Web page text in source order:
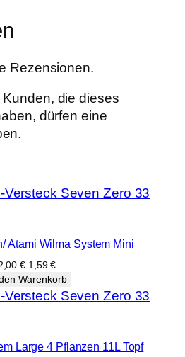
Rezensionen.
die dieses
dürfen eine
Atami Wilma System Mini
€ Ursprünglicher
Preis
war:
2,00 €
1,59€Aktueller
Preis
ist:
1,59 €.
Warenkorb
Large 4 Pflanzen 11L Topf